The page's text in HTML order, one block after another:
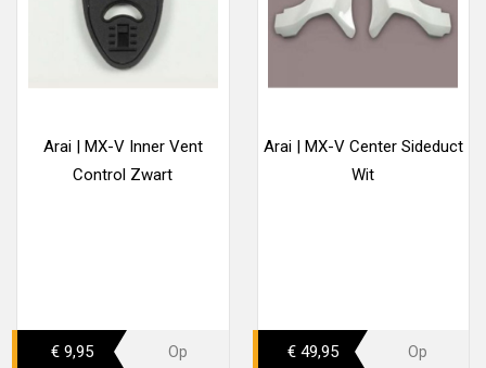
Arai | MX-V Inner Vent
Control Zwart
€ 9,95 Op
Arai | MX-V Center Sideduct
Wit
€ 49,95 Op